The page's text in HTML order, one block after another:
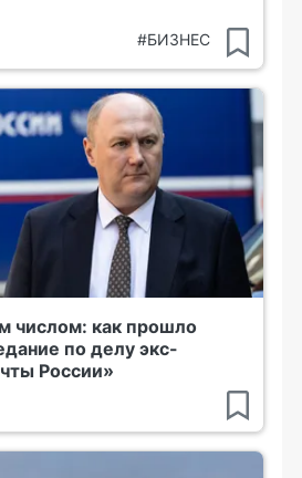
#БИЗНЕС
числом: как прошло
по делу экс-
России»